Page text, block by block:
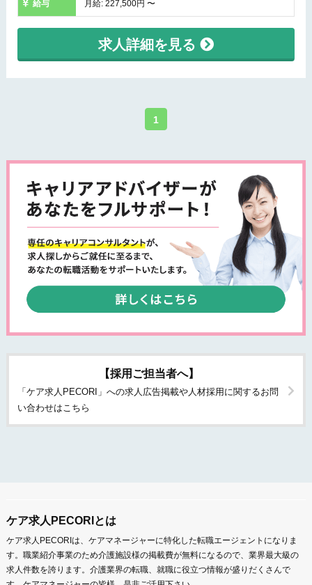
給与 月給: 227,500円 〜
求人詳細を見る
1
【採用ご担当者へ】
「ケア求人PECORI」への求人広告掲載や人材採用に関するお問
い合わせはこちら
ケア求人PECORIとは
ケア求人PECORIは、ケアマネージャーに特化した転職エージェントになりま
す。職業紹介事業のため介護施設様の掲載費が無料になるので、業界最大級の
求人件数を誇ります。介護業界の転職、就職に役立つ情報が盛りだくさんで